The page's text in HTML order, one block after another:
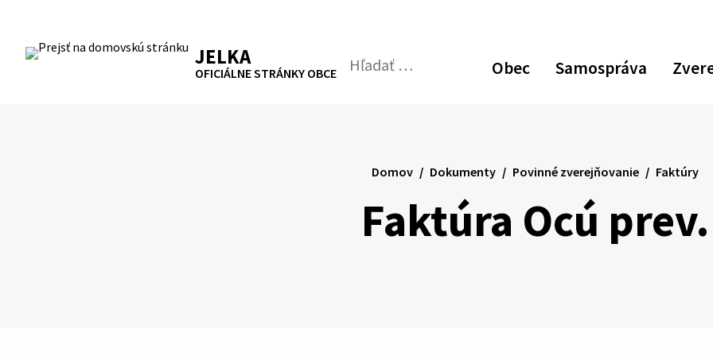
obsah
RSS Mapa Tlačiť
JELKA
OFICIÁLNE STRÁNKY OBCE Obec Samospráva
Hľadať:
Odoslať
Faktúra Ocú prev.
Domov Dokumenty Povinné zverejňovanie Faktúry